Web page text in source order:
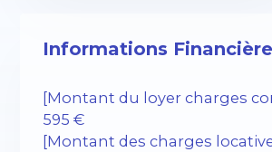
Informations
[Montant du loyer charges
595 €
[Montant des charges